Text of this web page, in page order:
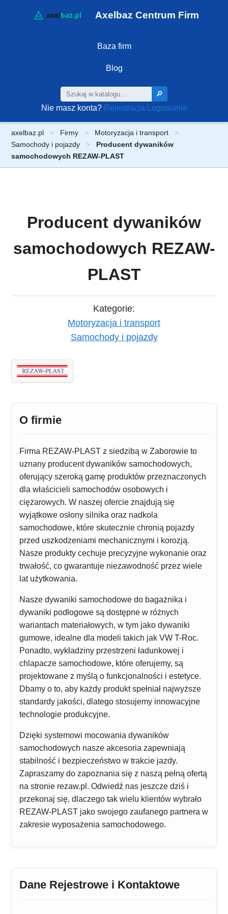
Axelbaz Centrum Firm
Baza firm
Blog
🔎
Nie masz konta? Rejestracja Logowanie
axelbaz.pl Firmy
Motoryzacja i transport
Samochody i pojazdy
Producent dywaników
samochodowych REZAW-PLAST
Producent dywaników
samochodowych REZAW-
PLAST
Kategorie:
Motoryzacja i transport
Samochody i pojazdy
O firmie
Firma REZAW-PLAST z siedzibą w Zaborowie to
uznany producent dywaników samochodowych,
oferujący szeroką gamę produktów przeznaczonych
dla właścicieli samochodów osobowych i
ciężarowych. W naszej ofercie znajdują się
wyjątkowe osłony silnika oraz nadkola
samochodowe, które skutecznie chronią pojazdy
przed uszkodzeniami mechanicznymi i korozją.
Nasze produkty cechuje precyzyjne wykonanie oraz
trwałość, co gwarantuje niezawodność przez wiele
lat użytkowania.
Nasze dywaniki samochodowe do bagażnika i
dywaniki podłogowe są dostępne w różnych
wariantach materiałowych, w tym jako dywaniki
gumowe, idealne dla modeli takich jak VW T-Roc.
Ponadto, wykładziny przestrzeni ładunkowej i
chlapacze samochodowe, które oferujemy, są
projektowane z myślą o funkcjonalności i estetyce.
Dbamy o to, aby każdy produkt spełniał najwyższe
standardy jakości, dlatego stosujemy innowacyjne
technologie produkcyjne.
Dzięki systemowi mocowania dywaników
samochodowych nasze akcesoria zapewniają
stabilność i bezpieczeństwo w trakcie jazdy.
Zapraszamy do zapoznania się z naszą pełną ofertą
na stronie rezaw.pl. Odwiedź nas jeszcze dziś i
przekonaj się, dlaczego tak wielu klientów wybrało
REZAW-PLAST jako swojego zaufanego partnera w
zakresie wyposażenia samochodowego.
Dane Rejestrowe i Kontaktowe